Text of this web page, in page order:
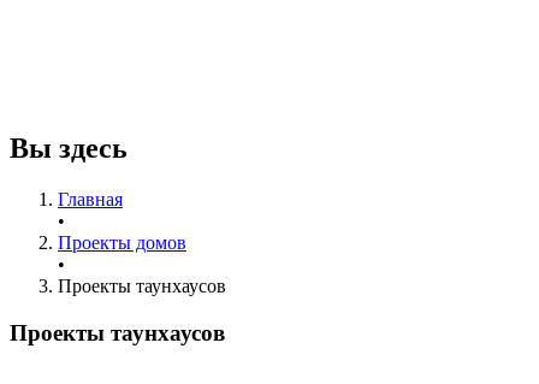
Вы здесь
Главная
•
Проекты домов
•
Проекты таунхаусов
Проекты таунхаусов